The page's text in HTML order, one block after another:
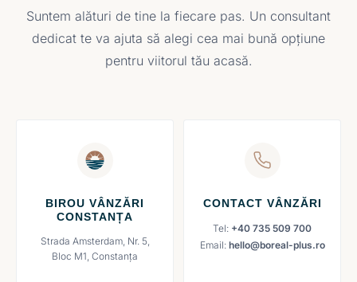
Suntem alături de tine la fiecare pas. Un consultant
dedicat te va ajuta să alegi cea mai bună opțiune
pentru viitorul tău acasă.
BIROU VÂNZĂRI
CONSTANȚA
Strada Amsterdam, Nr. 5,
Bloc M1, Constanța
CONTACT VÂNZĂRI
Tel: +40 735 509 700
Email: hello@boreal-plus.ro